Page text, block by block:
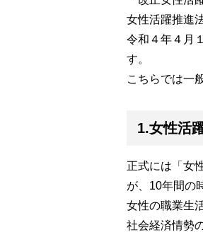
女性活躍推進
令和４年４月
す。
こちらでは一
1.女性活
正式には「女
が、10年間の
女性の職業生
社会経済情勢